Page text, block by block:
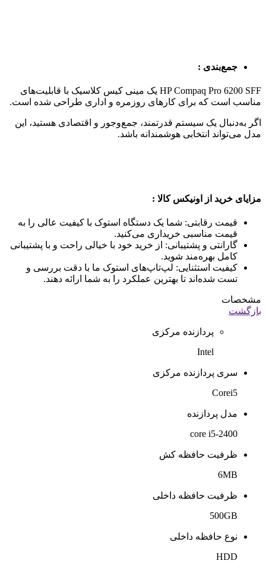
جمع‌بندی :
HP Compaq Pro 6200 SFF یک مینی کیس کلاسیک با قابلیت‌های
مناسب است که برای کارهای روزمره و اداری طراحی شده است.
اگر به‌دنبال یک سیستم قدرتمند، جمع‌وجور و اقتصادی هستید، این
مدل می‌تواند انتخابی هوشمندانه باشد.
مزایای خرید از اونیکس کالا :
قیمت رقابتی: شما یک دستگاه استوک با کیفیت عالی را به
قیمت مناسبی خریداری می‌کنید.
گارانتی و پشتیبانی: از خرید خود با خیالی راحت و با پشتیبانی
کامل بهره‌مند شوید.
کیفیت استثنایی: لپ‌تاپ‌های استوک ما با دقت بررسی و
تست شده‌اند تا بهترین عملکرد را به شما ارائه دهند.
مشخصات
بازگشت
پردازنده مرکزی
Intel
سری پردازنده مرکزی
Corei5
مدل پردازنده
core i5-2400
ظرفیت حافظه کش
6MB
ظرفیت حافظه داخلی
500GB
نوع حافظه داخلی
HDD